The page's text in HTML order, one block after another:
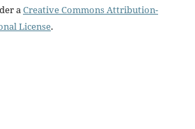
a Creative Commons Attribution-
License.